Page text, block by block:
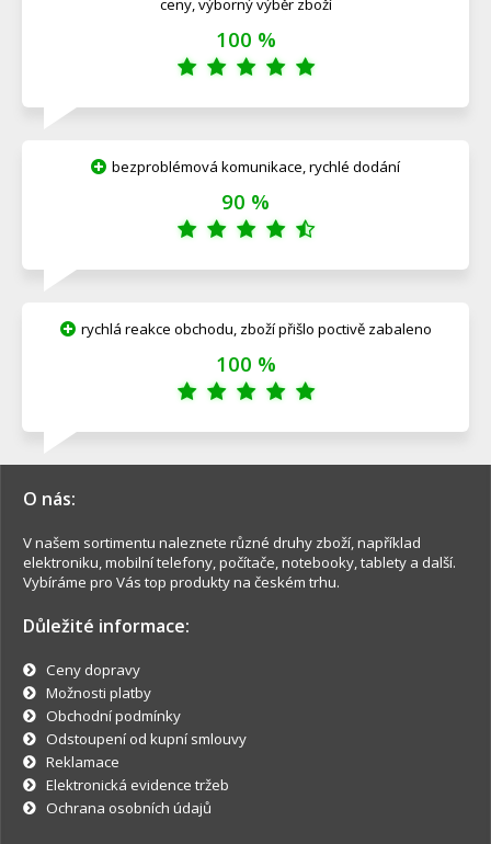
ceny, výborný výběr zboží
100 %
bezproblémová komunikace, rychlé dodání
90 %
rychlá reakce obchodu, zboží přišlo poctivě zabaleno
100 %
O nás:
V našem sortimentu naleznete různé druhy zboží, například
elektroniku, mobilní telefony, počítače, notebooky, tablety a další.
Vybíráme pro Vás top produkty na českém trhu.
Důležité informace:
Ceny dopravy
Možnosti platby
Obchodní podmínky
Odstoupení od kupní smlouvy
Reklamace
Elektronická evidence tržeb
Ochrana osobních údajů